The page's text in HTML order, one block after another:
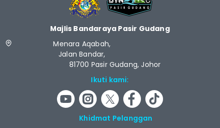
Majlis Bandaraya Pasir Gudang
Menara Aqabah,
Jalan Bandar,
81700 Pasir Gudang, Johor
Ikuti kami:
Khidmat Pelanggan